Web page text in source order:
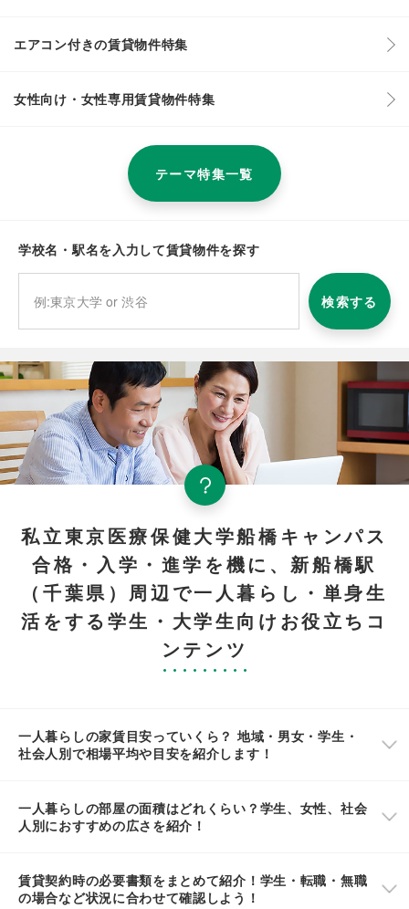
エアコン付きの賃貸物件特集
女性向け・女性専用賃貸物件特集
テーマ特集一覧
学校名・駅名を入力して賃貸物件を探す
検索する
私立東京医療保健大学船橋キャンパス
合格・入学・進学を機に、新船橋駅
（千葉県）周辺で一人暮らし・単身生
活をする学生・大学生向けお役立ちコ
ンテンツ
一人暮らしの家賃目安っていくら？ 地域・男女・学生・
社会人別で相場平均や目安を紹介します！
一人暮らしの部屋の面積はどれくらい？学生、女性、社会
人別におすすめの広さを紹介！
賃貸契約時の必要書類をまとめて紹介！学生・転職・無職
の場合など状況に合わせて確認しよう！